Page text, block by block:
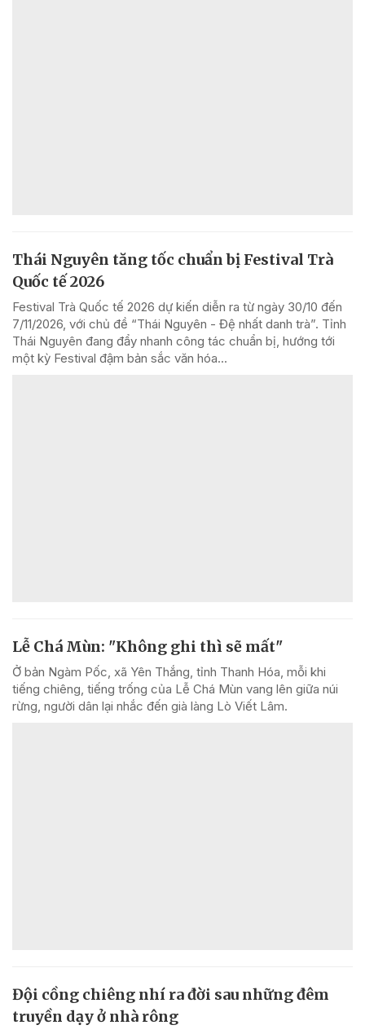
Thái Nguyên tăng tốc chuẩn bị Festival Trà
Quốc tế 2026
Festival Trà Quốc tế 2026 dự kiến diễn ra từ ngày 30/10 đến
7/11/2026, với chủ đề “Thái Nguyên - Đệ nhất danh trà”. Tỉnh
Thái Nguyên đang đẩy nhanh công tác chuẩn bị, hướng tới
một kỳ Festival đậm bản sắc văn hóa...
Lễ Chá Mùn: "Không ghi thì sẽ mất"
Ở bản Ngàm Pốc, xã Yên Thắng, tỉnh Thanh Hóa, mỗi khi
tiếng chiêng, tiếng trống của Lễ Chá Mùn vang lên giữa núi
rừng, người dân lại nhắc đến già làng Lò Viết Lâm.
Đội cồng chiêng nhí ra đời sau những đêm
truyền dạy ở nhà rông